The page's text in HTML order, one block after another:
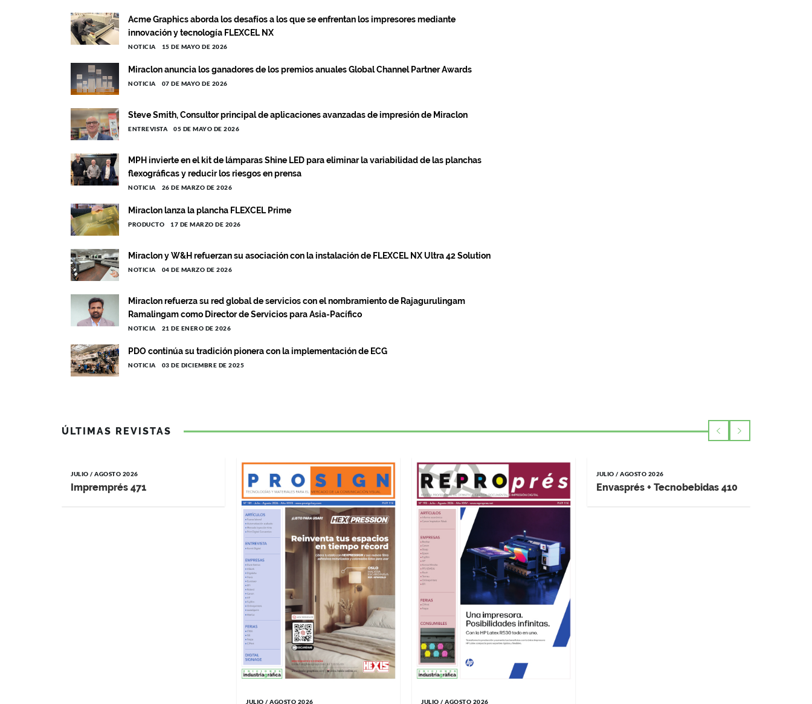
Acme Graphics aborda los desafíos a los que se enfrentan los impresores mediante
innovación y tecnología FLEXCEL NX
NOTICIA 15 DE MAYO DE 2026
Miraclon anuncia los ganadores de los premios anuales Global Channel Partner Awards
NOTICIA 07 DE MAYO DE 2026
Steve Smith, Consultor principal de aplicaciones avanzadas de impresión de Miraclon
ENTREVISTA 05 DE MAYO DE 2026
MPH invierte en el kit de lámparas Shine LED para eliminar la variabilidad de las planchas
flexográficas y reducir los riesgos en prensa
NOTICIA 26 DE MARZO DE 2026
Miraclon lanza la plancha FLEXCEL Prime
PRODUCTO 17 DE MARZO DE 2026
Miraclon y W&H refuerzan su asociación con la instalación de FLEXCEL NX Ultra 42 Solution
NOTICIA 04 DE MARZO DE 2026
Miraclon refuerza su red global de servicios con el nombramiento de Rajagurulingam
Ramalingam como Director de Servicios para Asia-Pacífico
NOTICIA 21 DE ENERO DE 2026
PDO continúa su tradición pionera con la implementación de ECG
NOTICIA 03 DE DICIEMBRE DE 2025
ÚLTIMAS REVISTAS
JULIO / AGOSTO 2026
Impremprés 471
JULIO / AGOSTO 2026 JULIO / AGOSTO 2026
JULIO / AGOSTO 2026
Envasprés + Tecnobebidas 410